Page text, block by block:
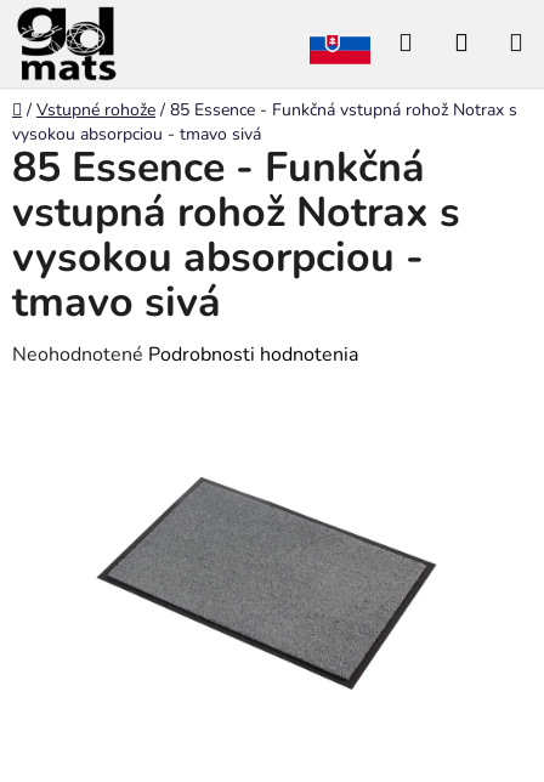
Prejsť
na
obsah
Hľadať
Domov
/ Vstupné rohože / 85 Essence - Funkčná vstupná rohož Notrax s
vysokou absorpciou - tmavo sivá
85 Essence - Funkčná
vstupná rohož Notrax s
vysokou absorpciou -
tmavo sivá
Priemerné
hviezdičiek.
Neohodnotené Podrobnosti hodnotenia